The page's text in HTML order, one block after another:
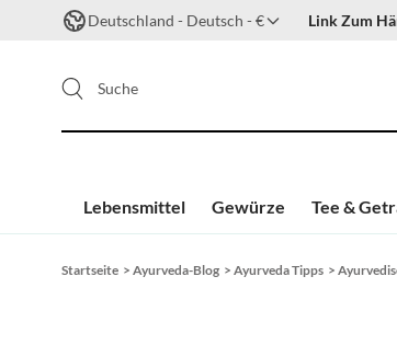
Deutschland - Deutsch - € Link Zum
Lebensmittel Gewürze Tee &
Suche
Startseite > Ayurveda-Blog > Ayurveda Tipps >